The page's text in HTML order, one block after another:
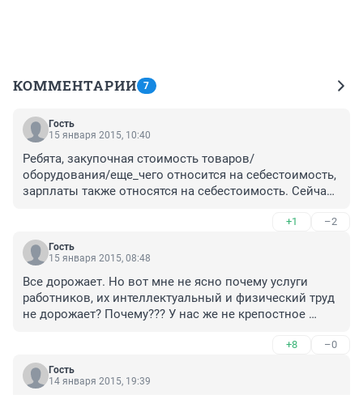
КОММЕНТАРИИ 7
Гость
15 января 2015, 10:40
Ребята, закупочная стоимость товаров/
оборудования/еще_чего относится на себестоимость,
зарплаты также относятся на себестоимость. Сейчас
изменения курса инвалюты к рублю. Если
увеличивать зарплаты, то себестоимость еще больше
сильнее вырастут в цене... В лучшем случае вы от
индексации зарплаты просто ничего не выиграете
(зарплаты вверх и цены на столько же вверх), в
+1 –2
Гость
15 января 2015, 08:48
Все дорожает. Но вот мне не ясно почему услуги
работников, их интеллектуальный и физический труд
не дорожает? Почему??? У нас же не крепостное
+8 –0
Гость
14 января 2015, 19:39